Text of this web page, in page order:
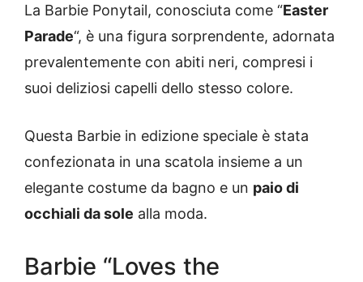
La Barbie Ponytail, conosciuta come “Easter
Parade“, è una figura sorprendente, adornata
prevalentemente con abiti neri, compresi i
suoi deliziosi capelli dello stesso colore.
Questa Barbie in edizione speciale è stata
confezionata in una scatola insieme a un
elegante costume da bagno e un paio di
occhiali da sole alla moda.
Barbie “Loves the